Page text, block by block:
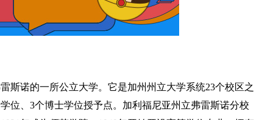
斯诺的一所公立大学。它是加州州立大学系统23个校区之
位、3个博士学位授予点。加利福尼亚州立弗雷斯诺分校